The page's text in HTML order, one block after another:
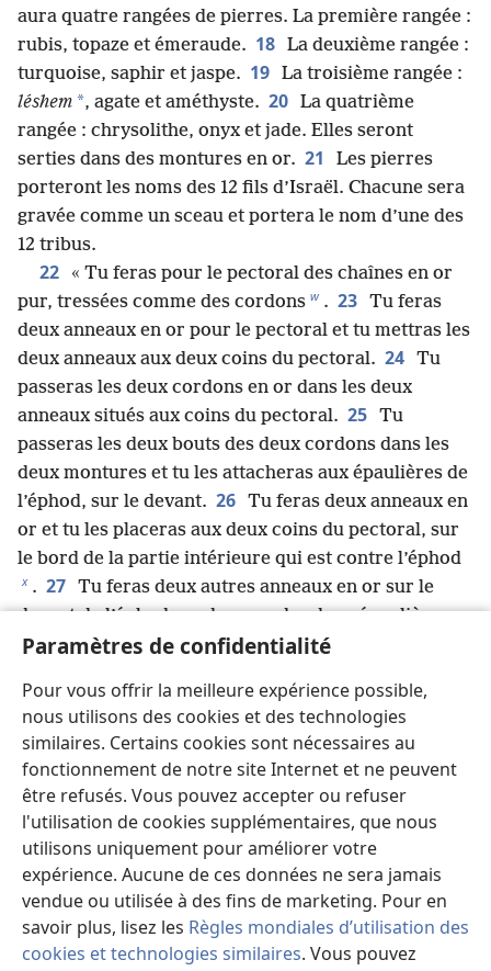
Paramètres de confidentialité
Pour vous offrir la meilleure expérience possible,
nous utilisons des cookies et des technologies
similaires. Certains cookies sont nécessaires au
fonctionnement de notre site Internet et ne peuvent
être refusés. Vous pouvez accepter ou refuser
l'utilisation de cookies supplémentaires, que nous
utilisons uniquement pour améliorer votre
expérience. Aucune de ces données ne sera jamais
vendue ou utilisée à des fins de marketing. Pour en
savoir plus, lisez les Règles mondiales d’utilisation des
cookies et technologies similaires. Vous pouvez
aura quatre rangées de pierres. La première rangée :
rubis, topaze et émeraude. 18 La deuxième rangée :
turquoise, saphir et jaspe. 19 La troisième rangée :
léshem *, agate et améthyste. 20 La quatrième
rangée : chrysolithe, onyx et jade. Elles seront
serties dans des montures en or. 21
Les pierres
porteront les noms des 12 fils d’Israël. Chacune sera
gravée comme un sceau et portera le nom d’une des
12 tribus.
22
« Tu feras pour le pectoral des chaînes en or
pur, tressées comme des cordons w . 23 Tu feras
deux anneaux en or pour le pectoral et tu mettras les
deux anneaux aux deux coins du pectoral. 24 Tu
passeras les deux cordons en or dans les deux
anneaux situés aux coins du pectoral. 25 Tu
passeras les deux bouts des deux cordons dans les
deux montures et tu les attacheras aux épaulières de
l’éphod, sur le devant. 26 Tu feras deux anneaux en
or et tu les placeras aux deux coins du pectoral, sur
le bord de la partie intérieure qui est contre l’éphod
x . 27 Tu feras deux autres anneaux en or sur le
devant de l’éphod, au-dessous des deux épaulières,
près de son endroit de jonction, au-dessus de la
maintenu en place par un cordon bleu qui reliera ses
anneaux aux anneaux de l’éphod. Cela maintiendra le
pectoral en place sur l’éphod au-dessus de la
ceinture tissée.
29 « Aaron devra porter les noms des fils d’Israël
sur le pectoral du jugement, sur son cœur, quand il
entrera dans le Saint, comme rappel *permanent
devant Jéhovah. 30 Tu mettras l’ourimet letoumim
* z dans le pectoral du jugement, et ils devront être
sur le cœur d’Aaron quand il entrera devant